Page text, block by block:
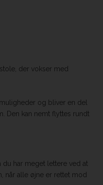
der vokser med
og bliver en del
Den kan nemt flyttes rundt
har meget lettere ved at
når alle øjne er rettet mod